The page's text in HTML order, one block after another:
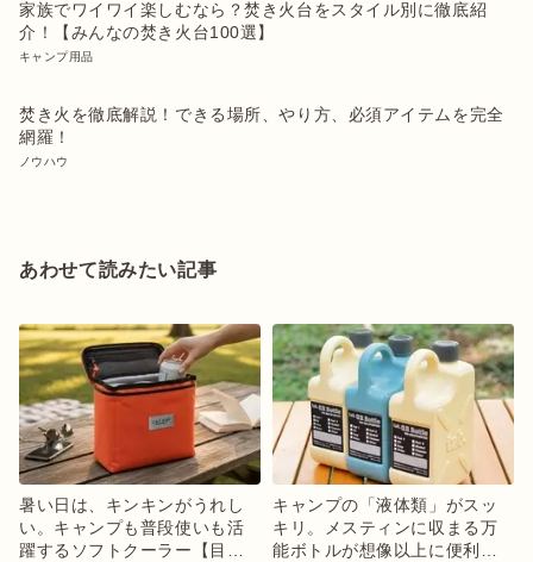
家族でワイワイ楽しむなら？焚き火台をスタイル別に徹底紹
介！【みんなの焚き火台100選】
キャンプ用品
焚き火を徹底解説！できる場所、やり方、必須アイテムを完全
網羅！
ノウハウ
あわせて読みたい記事
暑い日は、キンキンがうれし
い。キャンプも普段使いも活
躍するソフトクーラー【目利
キャンプの「液体類」がスッ
キリ。メスティンに収まる万
能ボトルが想像以上に便利！